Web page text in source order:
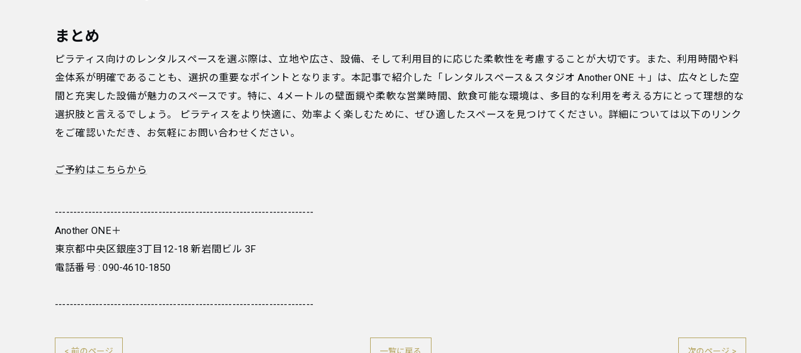
まとめ
ピラティス向けのレンタルスペースを選ぶ際は、立地や広さ、設備、そして利用目的に応じた柔軟性を考慮することが大切です。また、利用時間や料
金体系が明確であることも、選択の重要なポイントとなります。本記事で紹介した「レンタルスペース＆スタジオ Another ONE ＋」は、広々とした空
間と充実した設備が魅力のスペースです。特に、4メートルの壁面鏡や柔軟な営業時間、飲食可能な環境は、多目的な利用を考える方にとって理想的な
選択肢と言えるでしょう。 ピラティスをより快適に、効率よく楽しむために、ぜひ適したスペースを見つけてください。詳細については以下のリンク
をご確認いただき、お気軽にお問い合わせください。
ご予約はこちらから
----------------------------------------------------------------------
Another ONE＋
東京都中央区銀座3丁目12-18 新岩間ビル 3F
電話番号 :090-4610-1850
----------------------------------------------------------------------